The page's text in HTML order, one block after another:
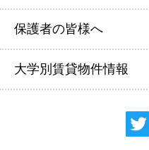
保護者の皆様へ
大学別賃貸物件情報